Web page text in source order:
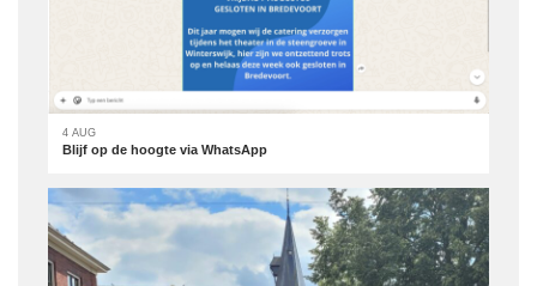
4 AUG
Blijf op de hoogte via WhatsApp